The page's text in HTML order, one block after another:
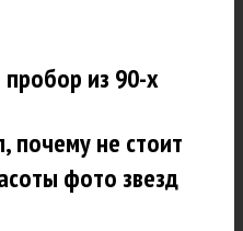
из 90-х
почему не стоит
фото звезд